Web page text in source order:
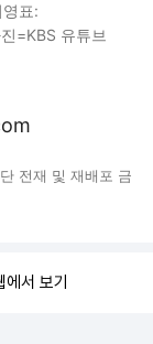
표:
=KBS 유튜브
전재 및 재배포 금
서 보기